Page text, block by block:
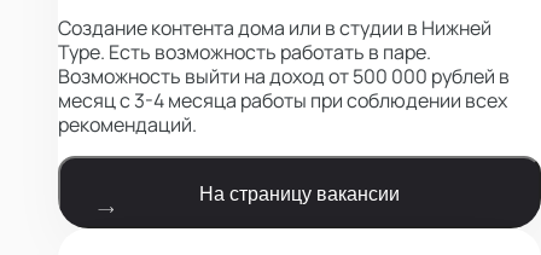
Создание контента дома или в студии в Нижней
Туре. Есть возможность работать в паре.
Возможность выйти на доход от 500 000 рублей в
месяц с 3-4 месяца работы при соблюдении всех
рекомендаций.
На страницу вакансии